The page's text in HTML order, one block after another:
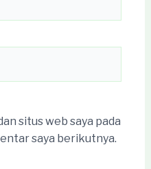
situs web saya pada
saya berikutnya.